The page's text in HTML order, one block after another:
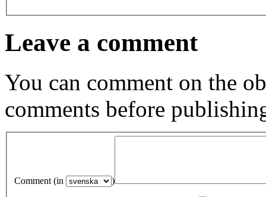
Leave a comment
You can comment on the
comments before
Comment (in )